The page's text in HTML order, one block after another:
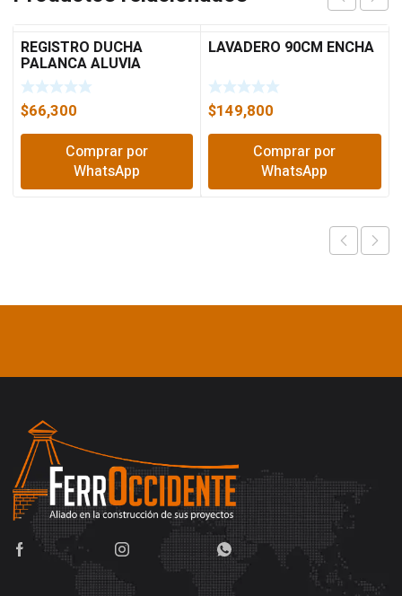
REGISTRO DUCHA
PALANCA ALUVIA
AV4073 GRIVAL
$66,300
Comprar por
WhatsApp
LAVADERO 90CM ENCHA
$149,800
Comprar por
WhatsApp